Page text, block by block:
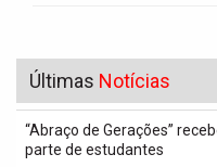
Últimas Notícias
“Abraço de Gerações”
parte de estudantes